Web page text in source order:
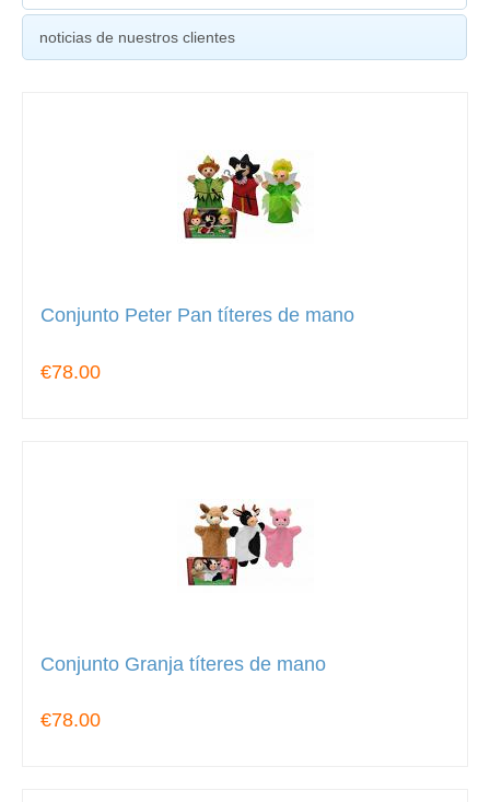
noticias de nuestros clientes
Conjunto Peter Pan títeres de mano
€78.00
Conjunto Granja títeres de mano
€78.00